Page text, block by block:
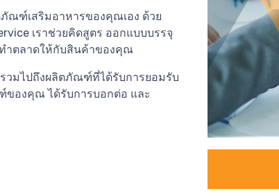
ณฑ์เสริมอาหารของคุณเอง ด้วย
เราช่วยคิดสูตร ออกแบบบรรจุ
ำตลาดให้กับสินค้าของคุณ
วมไปถึงผลิตภัณฑ์ที่ได้รับการยอมรับ
องคุณ ได้รับการบอกต่อ และ